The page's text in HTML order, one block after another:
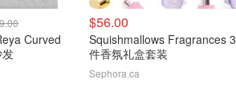
Curved
$56.00
Squishmallows Fragrances 3
件香氛礼盒套装
Sephora.ca